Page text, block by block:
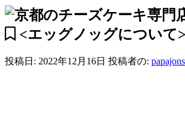
<エッグノッグについて>
投稿日: 2022年12月16日 投稿者の: